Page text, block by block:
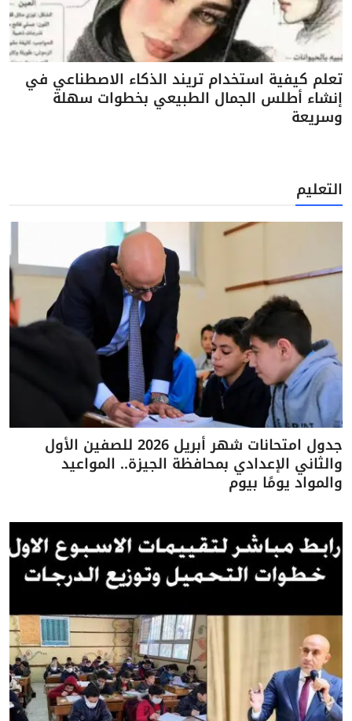
تعلم كيفية استخدام تريند الذكاء الاصطناعي في
إنشاء أطلس الجمال الطبيعي بخطوات سهلة
وسريعة
التعليم
جدول امتحانات شهر أبريل 2026 للصفين الأول
والثاني الإعدادي بمحافظة الجيزة.. المواعيد
والمواد يومًا بيوم